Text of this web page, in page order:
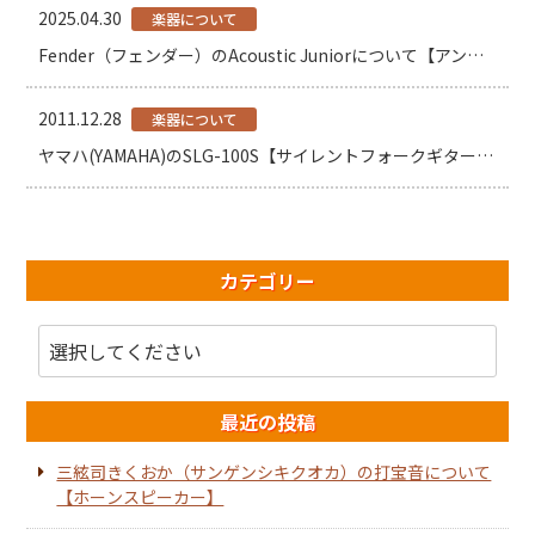
2025.04.30 楽器について
Fender（フェンダー）のAcoustic Juniorについて【アンプ】
2011.12.28 楽器について
ヤマハ(YAMAHA)のSLG-100S【サイレントフォークギター高価買取】
カテゴリー
最近の投稿
三絃司きくおか（サンゲンシキクオカ）の打宝音について
【ホーンスピーカー】